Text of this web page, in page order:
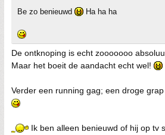
Be zo benieuwd Ha ha ha
De ontknoping is echt zooooooo
Maar het boeit de aandacht echt wel!
Verder een running gag; een droge
Ik ben alleen benieuwd of hij op tv